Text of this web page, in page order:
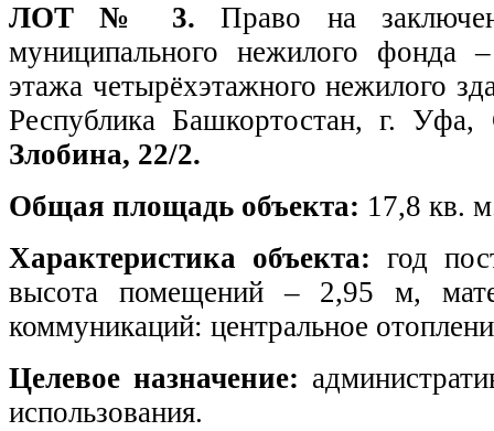
ЛОТ № 3.Право на
муниципального нежилого фонда
этажа четырёхэтажного нежилого
Республика Башкортостан, г.
Злобина, 22/2.
Общая площадь объекта: 17,8 кв.
Характеристика объекта: год
высота помещений – 2,95 м,
коммуникаций: центральное
Целевое назначение:
использования.